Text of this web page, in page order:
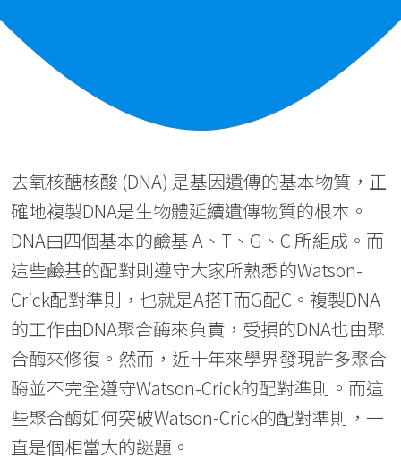
去氧核醣核酸 (DNA) 是基因遺傳的基本物質，正
確地複製DNA是生物體延續遺傳物質的根本。
DNA由四個基本的鹼基 A、T、G、C 所組成。而
這些鹼基的配對則遵守大家所熟悉的Watson-
Crick配對準則，也就是A搭T而G配C。複製DNA
的工作由DNA聚合酶來負責，受損的DNA也由聚
合酶來修復。然而，近十年來學界發現許多聚合
酶並不完全遵守Watson-Crick的配對準則。而這
些聚合酶如何突破Watson-Crick的配對準則，一
直是個相當大的謎題。